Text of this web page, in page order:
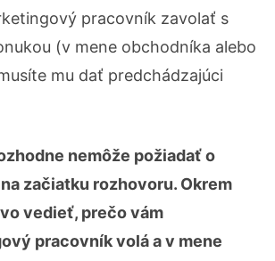
pracovník zavolať s
(v mene obchodníka alebo
mu dať predchádzajúci
nemôže požiadať o
začiatku rozhovoru. Okrem
vedieť, prečo vám
pracovník volá a v mene